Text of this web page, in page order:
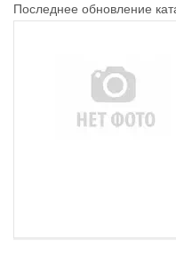
Последнее обновление